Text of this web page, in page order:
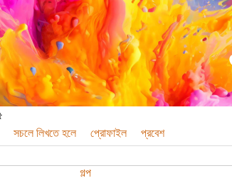
সচলে লিখতে হলে প্রোফাইল প্রবেশ
গল্প